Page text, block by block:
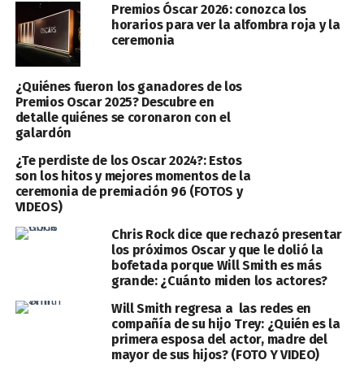
Premios Óscar 2026: conozca los
horarios para ver la alfombra roja y la
ceremonia
¿Quiénes fueron los ganadores de los
Premios Oscar 2025? Descubre en
detalle quiénes se coronaron con el
galardón
¿Te perdiste de los Oscar 2024?: Estos
son los hitos y mejores momentos de la
ceremonia de premiación 96 (FOTOS y
VIDEOS)
Chris Rock dice que rechazó presentar
los próximos Oscar y que le dolió la
bofetada porque Will Smith es más
grande: ¿Cuánto miden los actores?
Will Smith regresa a las redes en
compañía de su hijo Trey: ¿Quién es la
primera esposa del actor, madre del
mayor de sus hijos? (FOTO Y VIDEO)